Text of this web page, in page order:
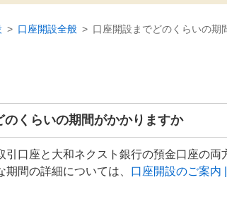
> 口座開設全般 > 口座開設までどのくらいの期
のくらいの期間がかかりますか
引口座と大和ネクスト銀行の預金口座の両
期間の詳細については、 口座開設のご案内